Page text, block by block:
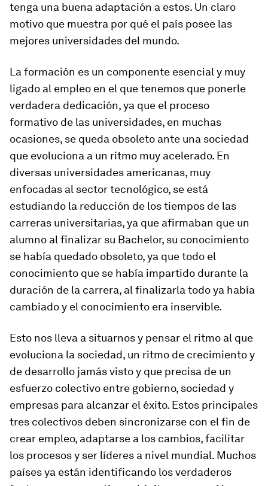
tenga una buena adaptación a estos. Un claro
motivo que muestra por qué el país posee las
mejores universidades del mundo.
La formación es un componente esencial y muy
ligado al empleo en el que tenemos que ponerle
verdadera dedicación, ya que el proceso
formativo de las universidades, en muchas
ocasiones, se queda obsoleto ante una sociedad
que evoluciona a un ritmo muy acelerado. En
diversas universidades americanas, muy
enfocadas al sector tecnológico, se está
estudiando la reducción de los tiempos de las
carreras universitarias, ya que afirmaban que un
alumno al finalizar su Bachelor, su conocimiento
se había quedado obsoleto, ya que todo el
conocimiento que se había impartido durante la
duración de la carrera, al finalizarla todo ya había
cambiado y el conocimiento era inservible.
Esto nos lleva a situarnos y pensar el ritmo al que
evoluciona la sociedad, un ritmo de crecimiento y
de desarrollo jamás visto y que precisa de un
esfuerzo colectivo entre gobierno, sociedad y
empresas para alcanzar el éxito. Estos principales
tres colectivos deben sincronizarse con el fin de
crear empleo, adaptarse a los cambios, facilitar
los procesos y ser líderes a nivel mundial. Muchos
países ya están identificando los verdaderos